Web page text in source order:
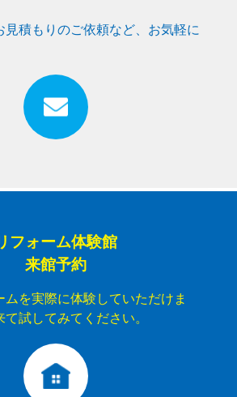
見積もりのご依頼など、お気軽に
フォーム体験館
来館予約
ムを実際に体験していただけま
試してみてください。